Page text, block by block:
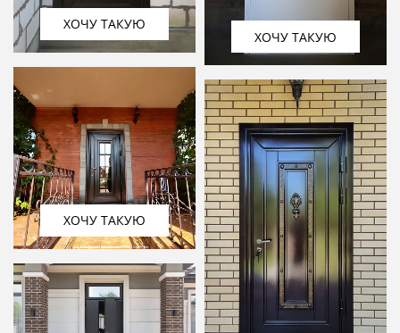
ХОЧУ ТАКУЮ
ХОЧУ ТАКУЮ
ХОЧУ ТАКУЮ